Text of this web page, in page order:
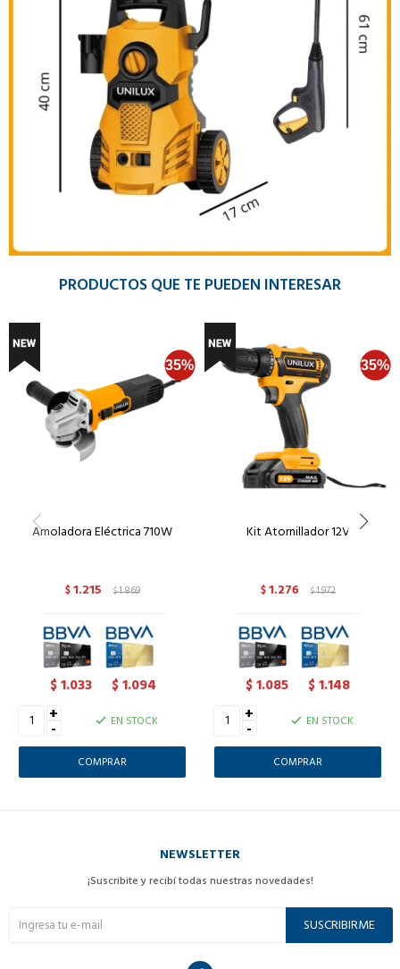
PRODUCTOS QUE TE PUEDEN INTERESAR
Amoladora Eléctrica 710W
$1.215 $1.869
$1.033 $1.094
+
- EN STOCK
Kit Atornillador 12V
$1.276 $1.972
$1.085 $1.148
+
- EN STOCK
NEWSLETTER
¡Suscribite y recibí todas nuestras novedades!
SUSCRIBIRME